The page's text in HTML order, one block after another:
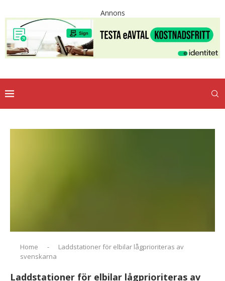
Annons
Home -
Laddstationer för elbilar lågprioriteras av
svenskarna
Laddstationer för elbilar lågprioriteras av